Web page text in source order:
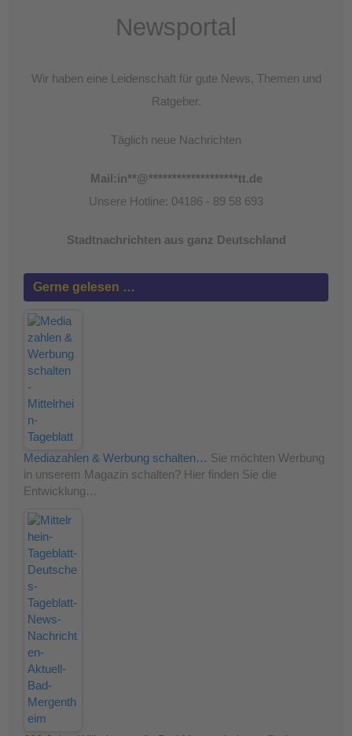
Newsportal
Wir haben eine Leidenschaft für gute News, Themen und
Ratgeber.
Täglich neue Nachrichten
Mail:in**@*******************tt.de
Unsere Hotline: 04186 - 89 58 693
Stadtnachrichten aus ganz Deutschland
Gerne gelesen …
Mediazahlen & Werbung schalten… Sie möchten Werbung
in unserem Magazin schalten? Hier finden Sie die
Entwicklung…